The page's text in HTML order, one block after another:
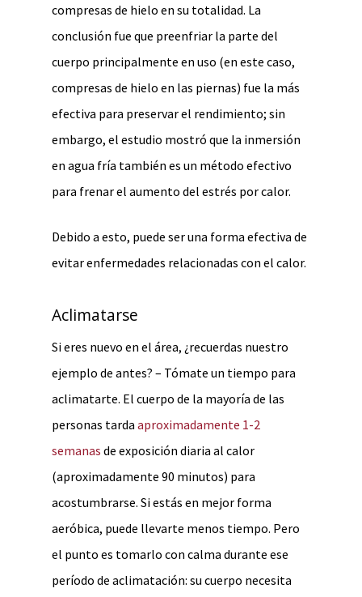
compresas de hielo en su totalidad. La
conclusión fue que preenfriar la parte del
cuerpo principalmente en uso (en este caso,
compresas de hielo en las piernas) fue la más
efectiva para preservar el rendimiento; sin
embargo, el estudio mostró que la inmersión
en agua fría también es un método efectivo
para frenar el aumento del estrés por calor.
Debido a esto, puede ser una forma efectiva de
evitar enfermedades relacionadas con el calor.
Aclimatarse
Si eres nuevo en el área, ¿recuerdas nuestro
ejemplo de antes? – Tómate un tiempo para
aclimatarte. El cuerpo de la mayoría de las
personas tarda aproximadamente 1-2
semanas de exposición diaria al calor
(aproximadamente 90 minutos) para
acostumbrarse. Si estás en mejor forma
aeróbica, puede llevarte menos tiempo. Pero
el punto es tomarlo con calma durante ese
período de aclimatación: su cuerpo necesita